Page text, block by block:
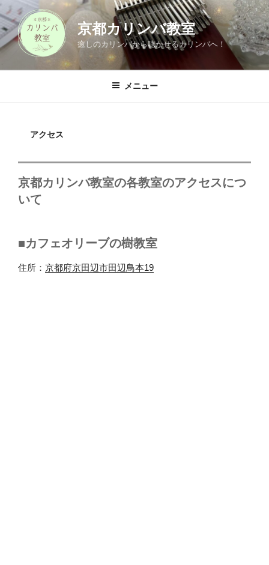
コ
ン
テ
ン
京都カリンバ教室
癒しのカリンバから聴かせるカリンバへ！
メニュー
アクセス
京都カリンバ教室の各教室のアクセスにつ
いて
■カフェオリーブの樹教室
住所： 京都府京田辺市田辺鳥本19